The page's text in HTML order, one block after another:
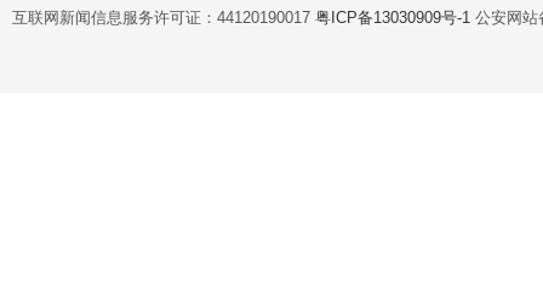
互联网新闻信息服务许可证：44120190017 粤ICP备13030909号-1 公安网站